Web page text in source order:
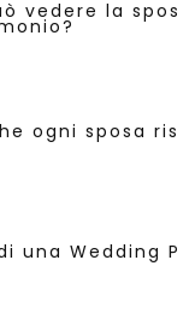
vedere la
ogni sposa
una Wedding